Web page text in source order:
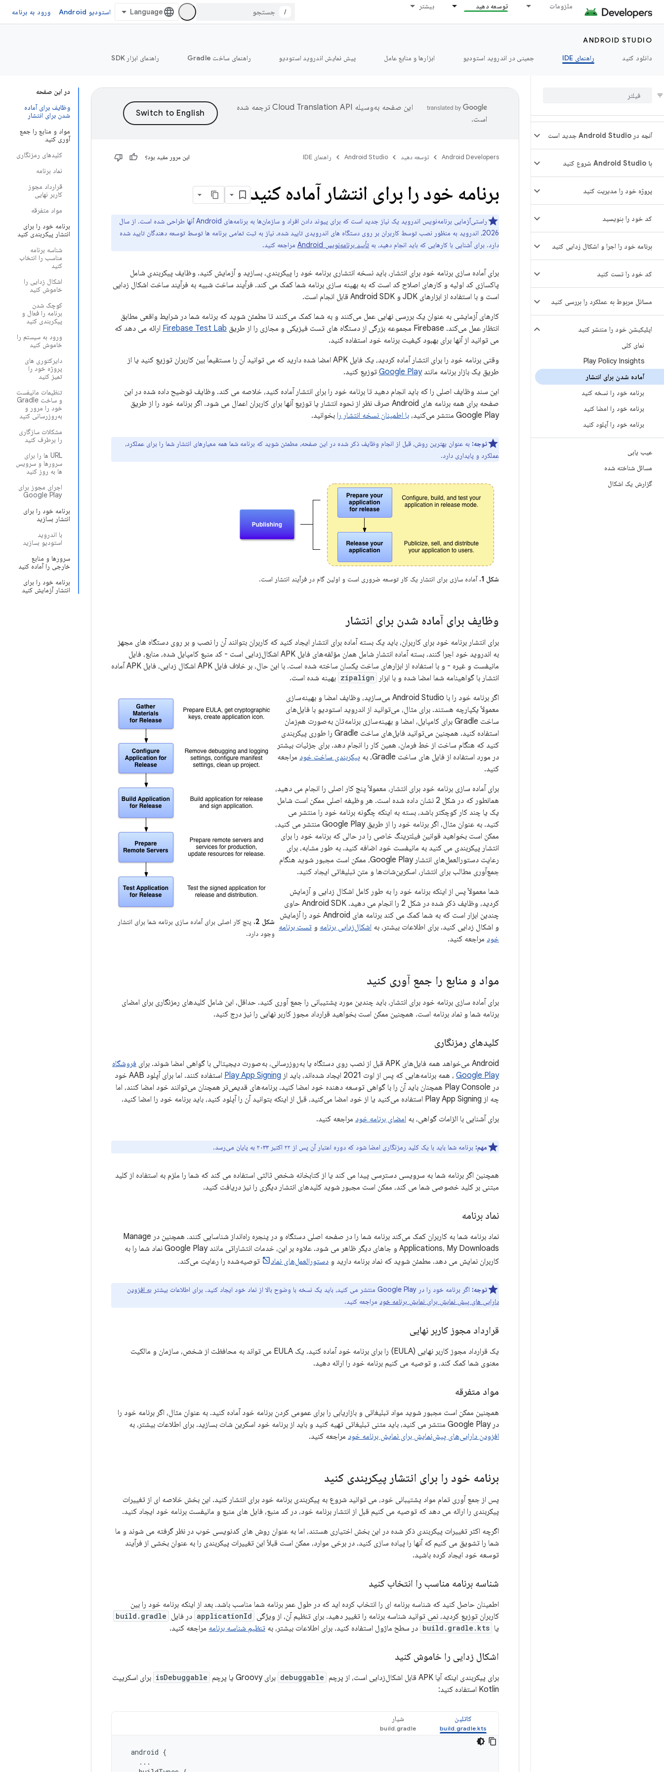
ملزومات توسعه دهید بیشتر
/ استودیو Android ورود به برنامه
ANDROID STUDIO
دانلود کنید
راهنمای IDE جمینی در اندروید استودیو ابزارها و منابع عامل پیش نمایش اندروید استودیو راهنمای ساخت Gradle راهنمای ابزار SDK
آنچه در Android Studio جدید است
با Android Studio شروع کنید
پروژه خود را مدیریت کنید
کد خود را بنویسید
برنامه خود را اجرا و اشکال زدایی کنید
کد خود را تست کنید
مسائل مربوط به عملکرد را بررسی کنید
اپلیکیشن خود را منتشر کنید
نمای کلی
Play Policy Insights
آماده شدن برای انتشار
برنامه خود را نسخه کنید
برنامه خود را امضا کنید
برنامه خود را آپلود کنید
عیب یابی
مسائل شناخته شده
گزارش یک اشکال
در این صفحه
وظایف برای آماده
شدن برای انتشار
مواد و منابع را جمع
آوری کنید
کلیدهای رمزنگاری
نماد برنامه
قرارداد مجوز
کاربر نهایی
مواد متفرقه
برنامه خود را برای
انتشار پیکربندی کنید
شناسه برنامه
مناسب را انتخاب
کنید
اشکال زدایی را
خاموش کنید
کوچک شدن
برنامه را فعال و
پیکربندی کنید
ورود به سیستم را
خاموش کنید
دایرکتوری های
پروژه خود را
تمیز کنید
تنظیمات مانیفست
و ساخت Gradle
خود را مرور و
به‌روزرسانی کنید
مشکلات سازگاری
را برطرف کنید
URL ها را برای
سرورها و سرویس
ها به روز کنید
اجرای مجوز برای
Google Play
برنامه خود را برای
انتشار بسازید
با اندروید
استودیو بسازید
سرورها و منابع
خارجی را آماده کنید
برنامه خود را برای
انتشار آزمایش کنید
این صفحه به‌وسیله
ترجمه شده
است.
Android Developers توسعه دهید Android Studio راهنمای IDE این مرور مفید بود؟
برنامه خود را برای انتشار آماده کنید
راستی‌آزمایی برنامه‌نویس اندروید یک نیاز جدید است که برای پیوند دادن افراد و سازمان‌ها به برنامه‌های Android آنها طراحی شده است. از سال
2026، اندروید به منظور نصب توسط کاربران بر روی دستگاه های اندرویدی تایید شده، نیاز به ثبت تمامی برنامه ها توسط توسعه دهندگان تایید شده
دارد. برای آشنایی با کارهایی که باید انجام دهید، به تأیید برنامه‌نویس Android مراجعه کنید.
برای آماده سازی برنامه خود برای انتشار، باید نسخه انتشاری برنامه خود را پیکربندی، بسازید و آزمایش کنید. وظایف پیکربندی شامل
پاکسازی کد اولیه و کارهای اصلاح کد است که به بهینه سازی برنامه شما کمک می کند. فرآیند ساخت شبیه به فرآیند ساخت اشکال زدایی
است و با استفاده از ابزارهای JDK و Android SDK قابل انجام است.
کارهای آزمایشی به عنوان یک بررسی نهایی عمل می‌کنند و به شما کمک می‌کنند تا مطمئن شوید که برنامه شما در شرایط واقعی مطابق
انتظار عمل می‌کند. Firebase مجموعه بزرگی از دستگاه های تست فیزیکی و مجازی را از طریق
Firebase Test Lab ارائه می دهد که
می توانید از آنها برای بهبود کیفیت برنامه خود استفاده کنید.
وقتی برنامه خود را برای انتشار آماده کردید، یک فایل APK امضا شده دارید که می توانید آن را مستقیماً بین کاربران توزیع کنید یا از
طریق یک بازار برنامه مانندGoogle Play توزیع کنید.
این سند وظایف اصلی را که باید انجام دهید تا برنامه خود را برای انتشار آماده کنید، خلاصه می کند. وظایف توضیح داده شده در این
صفحه برای همه برنامه های Android صرف نظر از نحوه انتشار یا توزیع آنها برای کاربران اعمال می شود. اگر برنامه خود را از طریق
Google Play منتشر می‌کنید،
با اطمینان نسخه انتشار را بخوانید.
توجه: به عنوان بهترین روش، قبل از انجام وظایف ذکر شده در این صفحه، مطمئن شوید که برنامه شما همه معیارهای انتشار شما را برای عملکرد،
عملکرد و پایداری دارد.
شکل 1. آماده سازی برای انتشار یک کار توسعه ضروری است و اولین گام در فرآیند انتشار است.
وظایف برای آماده شدن برای انتشار
برای انتشار برنامه خود برای کاربران، باید یک بسته آماده برای انتشار ایجاد کنید که کاربران بتوانند آن را نصب و بر روی دستگاه های مجهز
به اندروید خود اجرا کنند. بسته آماده انتشار شامل همان مؤلفه‌های فایل APK اشکال‌زدایی است - کد منبع کامپایل شده، منابع، فایل
مانیفست و غیره - و با استفاده از ابزارهای ساخت یکسان ساخته شده است. با این حال، بر خلاف فایل APK اشکال زدایی، فایل APK آماده
انتشار با گواهینامه شما امضا شده و با ابزار
zipalign بهینه شده است.
شکل 2.
پنج کار اصلی برای آماده سازی برنامه شما برای انتشار
وجود دارد.
اگر برنامه خود را با Android Studio می‌سازید، وظایف امضا و بهینه‌سازی
معمولاً یکپارچه هستند. برای مثال، می‌توانید از اندروید استودیو با فایل‌های
ساخت Gradle برای کامپایل، امضا و بهینه‌سازی برنامه‌تان به‌صورت هم‌زمان
استفاده کنید. همچنین می‌توانید فایل‌های ساخت Gradle را طوری پیکربندی
کنید که هنگام ساخت از خط فرمان، همین کار را انجام دهد. برای جزئیات بیشتر
در مورد استفاده از فایل های ساخت Gradle، به
پیکربندی ساخت خود مراجعه
کنید.
برای آماده سازی برنامه خود برای انتشار، معمولاً پنج کار اصلی را انجام می دهید،
همانطور که در شکل 2 نشان داده شده است. هر وظیفه اصلی ممکن است شامل
یک یا چند کار کوچکتر باشد، بسته به اینکه چگونه برنامه خود را منتشر می
کنید. به عنوان مثال، اگر برنامه خود را از طریق Google Play منتشر می کنید،
ممکن است بخواهید قوانین فیلترینگ خاصی را در حالی که برنامه خود را برای
انتشار پیکربندی می کنید به مانیفست خود اضافه کنید. به طور مشابه، برای
رعایت دستورالعمل‌های انتشار Google Play، ممکن است مجبور شوید هنگام
جمع‌آوری مطالب برای انتشار، اسکرین‌شات‌ها و متن تبلیغاتی ایجاد کنید.
شما معمولاً پس از اینکه برنامه خود را به طور کامل اشکال زدایی و آزمایش
کردید، وظایف ذکر شده در شکل 2 را انجام می دهید. Android SDK حاوی
چندین ابزار است که به شما کمک می کند برنامه های Android خود را آزمایش
و اشکال زدایی کنید. برای اطلاعات بیشتر، به اشکال‌زدایی برنامه و تست برنامه
خود مراجعه کنید.
مواد و منابع را جمع آوری کنید
برای آماده سازی برنامه خود برای انتشار، باید چندین مورد پشتیبانی را جمع آوری کنید. حداقل، این شامل کلیدهای رمزنگاری برای امضای
برنامه شما و نماد برنامه است. همچنین ممکن است بخواهید قرارداد مجوز کاربر نهایی را نیز درج کنید.
کلیدهای رمزنگاری
Android می‌خواهد همه فایل‌های APK قبل از نصب روی دستگاه یا به‌روزرسانی، به‌صورت دیجیتالی با گواهی امضا شوند. برای
فروشگاه
Google Play ، همه برنامه‌هایی که پس از اوت 2021 ایجاد شده‌اند، باید از Play App Signing
استفاده کنند. اما برای آپلود AAB خود
در Play Console همچنان باید آن را با گواهی توسعه دهنده خود امضا کنید. برنامه‌های قدیمی‌تر همچنان می‌توانند خود امضا کنند، اما
چه از Play App Signing استفاده می‌کنید یا از خود امضا می‌کنید، قبل از اینکه بتوانید آن را آپلود کنید، باید برنامه خود را امضا کنید.
برای آشنایی با الزامات گواهی، به امضای برنامه خود مراجعه کنید.
مهم: برنامه شما باید با یک کلید رمزنگاری امضا شود که دوره اعتبار آن پس از ۲۲ اکتبر ۲۰۳۳ به پایان می‌رسد.
همچنین اگر برنامه شما به سرویسی دسترسی پیدا می کند یا از کتابخانه شخص ثالثی استفاده می کند که شما را ملزم به استفاده از کلید
مبتنی بر کلید خصوصی شما می کند، ممکن است مجبور شوید کلیدهای انتشار دیگری را نیز دریافت کنید.
نماد برنامه
نماد برنامه شما به کاربران کمک می‌کند برنامه شما را در صفحه اصلی دستگاه و در پنجره راه‌انداز شناسایی کنند. همچنین در Manage
Applications، My Downloads و جاهای دیگر ظاهر می شود. علاوه بر این، خدمات انتشاراتی مانند Google Play نماد شما را به
کاربران نمایش می دهد. مطمئن شوید که نماد برنامه دارید و دستورالعمل‌های نماد توصیه‌شده را رعایت می‌کند.
توجه: اگر برنامه خود را در Google Play منتشر می کنید، باید یک نسخه با وضوح بالا از نماد خود ایجاد کنید. برای اطلاعات بیشتر
به افزودن
دارایی های پیش نمایش برای نمایش برنامه خود مراجعه کنید.
قرارداد مجوز کاربر نهایی
یک قرارداد مجوز کاربر نهایی (EULA) را برای برنامه خود آماده کنید. یک EULA می تواند به محافظت از شخص، سازمان و مالکیت
معنوی شما کمک کند، و توصیه می کنیم برنامه خود را ارائه دهید.
مواد متفرقه
همچنین ممکن است مجبور شوید مواد تبلیغاتی و بازاریابی را برای عمومی کردن برنامه خود آماده کنید. به عنوان مثال، اگر برنامه خود را
در Google Play منتشر می کنید، باید متنی تبلیغاتی تهیه کنید و باید از برنامه خود اسکرین شات بسازید. برای اطلاعات بیشتر، به
افزودن دارایی‌های پیش‌نمایش برای نمایش برنامه خود مراجعه کنید.
برنامه خود را برای انتشار پیکربندی کنید
پس از جمع آوری تمام مواد پشتیبانی خود، می توانید شروع به پیکربندی برنامه خود برای انتشار کنید. این بخش خلاصه ای از تغییرات
پیکربندی را ارائه می دهد که توصیه می کنیم قبل از انتشار برنامه خود، در کد منبع، فایل های منبع و مانیفست برنامه خود ایجاد کنید.
اگرچه اکثر تغییرات پیکربندی ذکر شده در این بخش اختیاری هستند، اما به عنوان روش های کدنویسی خوب در نظر گرفته می شوند و ما
شما را تشویق می کنیم که آنها را پیاده سازی کنید. در برخی موارد، ممکن است قبلاً این تغییرات پیکربندی را به عنوان بخشی از فرآیند
توسعه خود ایجاد کرده باشید.
شناسه برنامه مناسب را انتخاب کنید
اطمینان حاصل کنید که شناسه برنامه ای را انتخاب کرده اید که در طول عمر برنامه شما مناسب باشد. بعد از اینکه برنامه خود را بین
کاربران توزیع کردید، نمی توانید شناسه برنامه را تغییر دهید. برای تنظیم آن، از ویژگی applicationId در فایل build.gradle
یا build.gradle.kts در سطح ماژول استفاده کنید. برای اطلاعات بیشتر، به تنظیم شناسه برنامه مراجعه کنید.
اشکال زدایی را خاموش کنید
برای پیکربندی اینکه آیا APK قابل اشکال‌زدایی است، از پرچم debuggable برای Groovy یا پرچم isDebuggable برای اسکریپت
Kotlin استفاده کنید:
کاتلین شیار
android {
...